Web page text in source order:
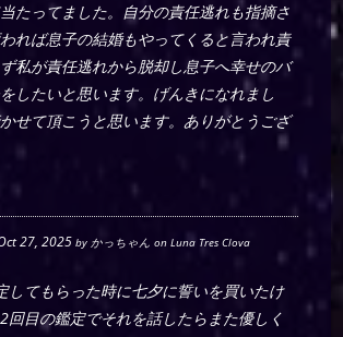
たってました。自分の責任逃れも指摘さ
れば息子の結婚もやってくると言われ責
私が責任逃れから脱却し息子へ幸せのバ
したいと思います。げんきになれまし
せて頂こうと思います。ありがとうござ
27, 2025 by かっちゃん onLuna Tres Clova
してもらった時に七夕に誓いを買いたけ
回目の鑑定でそれを話したらまた優しく